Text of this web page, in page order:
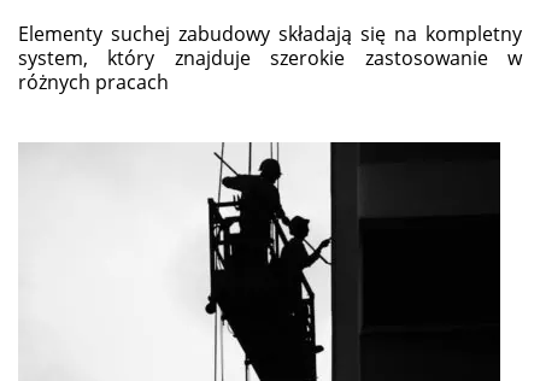
Elementy suchej zabudowy składają się na kompletny
system, który znajduje szerokie zastosowanie w
różnych pracach